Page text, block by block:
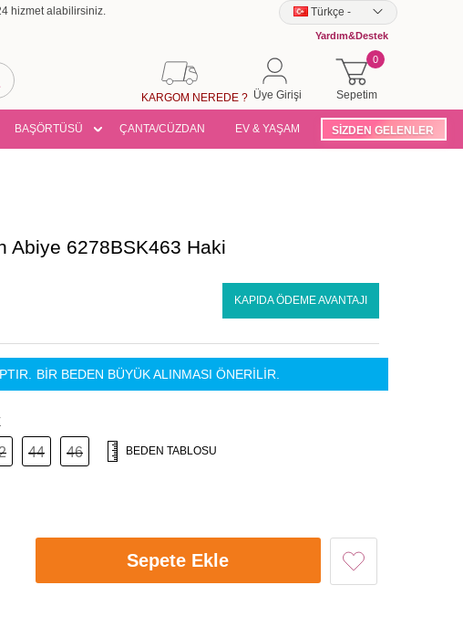
hizmet alabilirsiniz. Türkçe -
Yardım&Destek
Sepetim
0
Üye Girişi
KARGOM NEREDE ?
BAŞÖRTÜSÜ ÇANTA/CÜZDAN EV & YAŞAM SİZDEN GELENLER
Abiye 6278BSK463 Haki
KAPIDA ÖDEME AVANTAJI
BİR BEDEN BÜYÜK ALINMASI ÖNERİLİR.
44 46 BEDEN TABLOSU
Sepete Ekle